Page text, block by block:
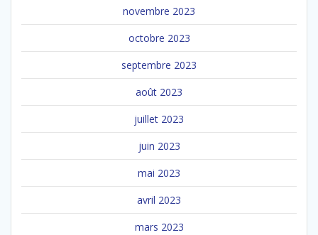
novembre 2023
octobre 2023
septembre 2023
août 2023
juillet 2023
juin 2023
mai 2023
avril 2023
mars 2023